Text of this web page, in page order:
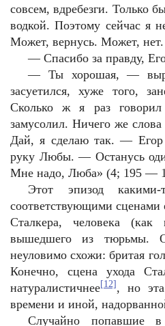
совсем, вдребезги. Только
водкой. Поэтому сейчас я
Может, вернусь. Может, нет.
—Спасибо за правду,
—Ты хорошая, —
засуетился, хуже того,
Сколько ж я раз
замусолил. Ничего же
Дай, я сделаю так. —
руку Любы. — Останусь
Мне надо, Люба» (4; 195 —
Этот эпизод
соответствующими сценами
Сталкера, человека
вышедшего из тюрьмы.
неуловимо схожи: бритая
Конечно, сцена ухода
натуралистичнее[12] , но эта
времени и иной,
Случайно попавшие